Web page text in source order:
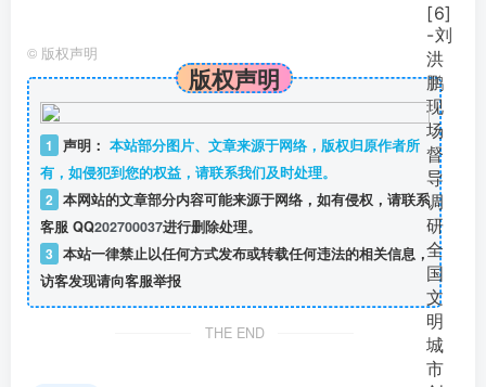
© 版权声明
版权声明
1 声明： 本站部分图片、文章来源于网络，版权归原作者所
有，如侵犯到您的权益，请联系我们及时处理。
2 本网站的文章部分内容可能来源于网络，如有侵权，请联系
客服 QQ202700037进行删除处理。
3 本站一律禁止以任何方式发布或转载任何违法的相关信息，
访客发现请向客服举报
THE END